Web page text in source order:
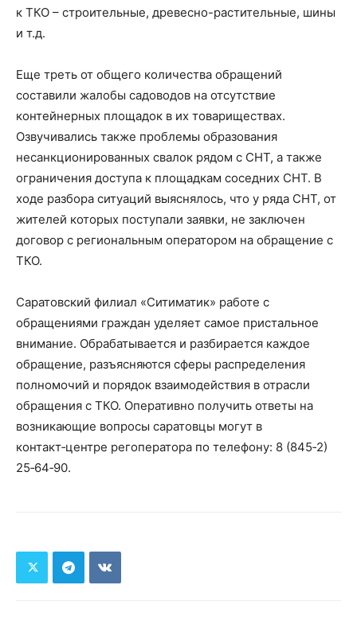
к ТКО – строительные, древесно-растительные, шины
и т.д.
Еще треть от общего количества обращений
составили жалобы садоводов на отсутствие
контейнерных площадок в их товариществах.
Озвучивались также проблемы образования
несанкционированных свалок рядом с СНТ, а также
ограничения доступа к площадкам соседних СНТ. В
ходе разбора ситуаций выяснялось, что у ряда СНТ, от
жителей которых поступали заявки, не заключен
договор с региональным оператором на обращение с
ТКО.
Саратовский филиал «Ситиматик» работе с
обращениями граждан уделяет самое пристальное
внимание. Обрабатывается и разбирается каждое
обращение, разъясняются сферы распределения
полномочий и порядок взаимодействия в отрасли
обращения с ТКО. Оперативно получить ответы на
возникающие вопросы саратовцы могут в
контакт‑центре регоператора по телефону: 8 (845‑2)
25‑64‑90.